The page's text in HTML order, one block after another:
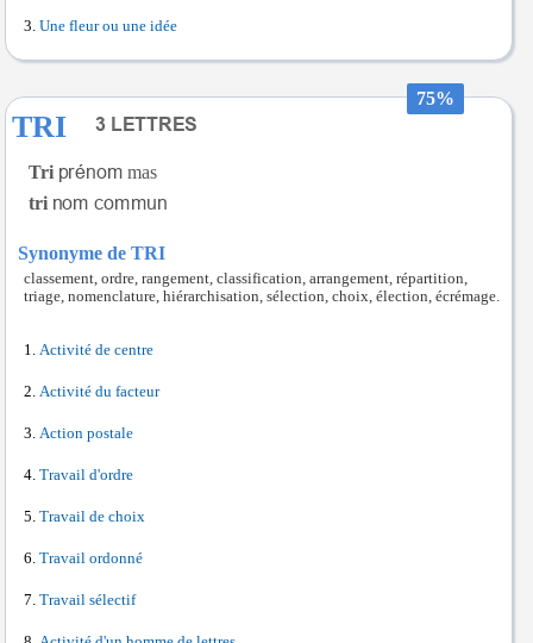
Une fleur ou une idée
75%
TRI
Tri
mas
tri
Synonyme de TRI
classement, ordre, rangement, classification, arrangement, répartition,
triage, nomenclature, hiérarchisation, sélection, choix, élection, écrémage.
Activité de centre
Activité du facteur
Action postale
Travail d'ordre
Travail de choix
Travail ordonné
Travail sélectif